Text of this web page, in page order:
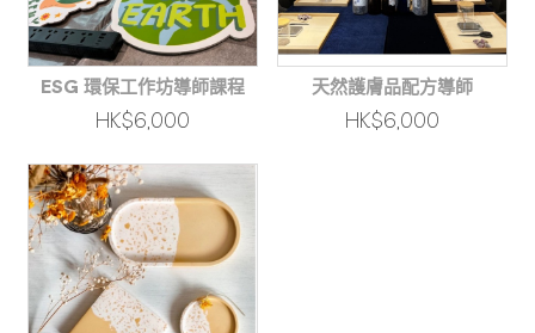
ESG 環保工作坊導師課程
HK$6,000
天然護膚品配方導師
HK$6,000